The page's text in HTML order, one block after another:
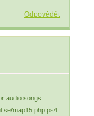
Odpovědět
audio songs
map15.php ps4